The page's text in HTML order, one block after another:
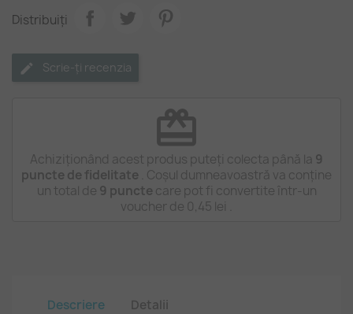
Distribuiți
Scrie-ți recenzia
redeem
Achiziționând acest produs puteți colecta până la 9
puncte de fidelitate . Coșul dumneavoastră va conține
un total de 9 puncte care pot fi convertite într-un
voucher de 0,45 lei
Descriere Detalii